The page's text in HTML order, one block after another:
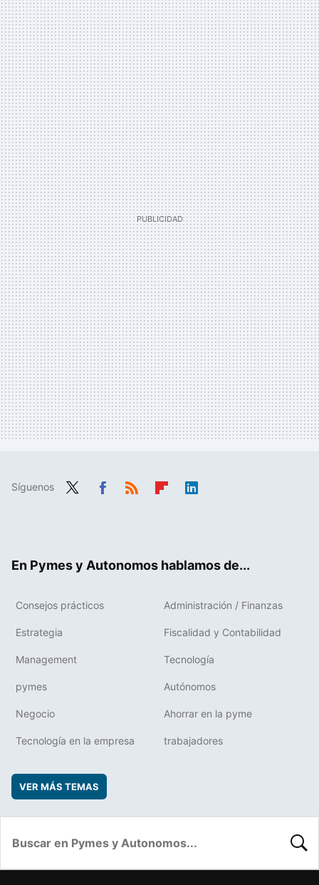
Síguenos
En Pymes y Autonomos hablamos de...
Consejos prácticos Administración / Finanzas
Estrategia Fiscalidad y Contabilidad
Management Tecnología
pymes Autónomos
Negocio Ahorrar en la pyme
Tecnología en la empresa trabajadores
VER MÁS TEMAS